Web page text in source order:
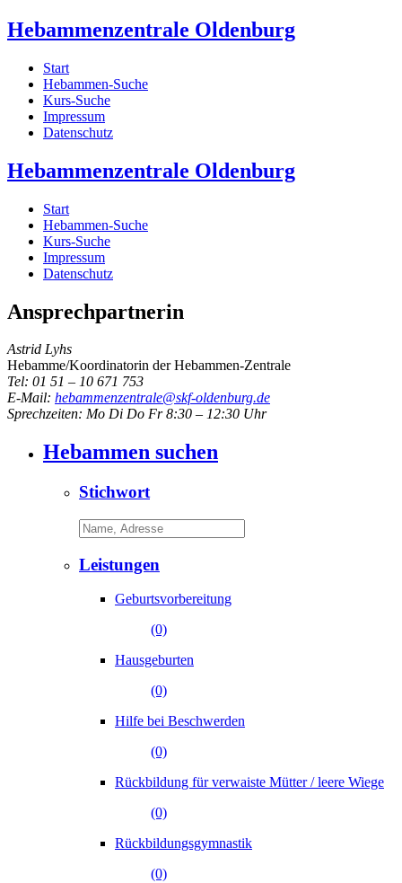
Hebammenzentrale Oldenburg
Start
Hebammen-Suche
Kurs-Suche
Impressum
Datenschutz
Hebammenzentrale Oldenburg
Start
Hebammen-Suche
Kurs-Suche
Impressum
Datenschutz
Ansprechpartnerin
Astrid Lyhs
Hebamme/Koordinatorin der Hebammen-Zentrale
Tel: 01 51 – 10 671 753
E-Mail: hebammenzentrale@skf-oldenburg.de
Sprechzeiten: Mo Di Do Fr 8:30 – 12:30 Uhr
Hebammen suchen
Stichwort
Leistungen
Geburtsvorbereitung
(0)
Hausgeburten
(0)
Hilfe bei Beschwerden
(0)
Rückbildung für verwaiste Mütter / leere Wiege
(0)
Rückbildungsgymnastik
(0)